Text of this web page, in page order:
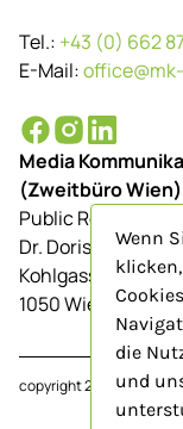
Tel.: +43 (0) 662
E-Mail:
Media
(Zweitbüro Wien)
Public Relations-
Dr. Doris
Kohlgasse 9/Top 23
1050 Wien
copyright 2024
Wenn
die
und